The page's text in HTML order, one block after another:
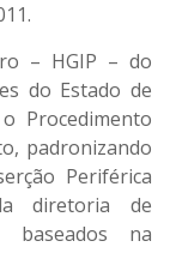
– HGIP – do
do Estado de
Procedimento
padronizando
Periférica
diretoria de
baseados na